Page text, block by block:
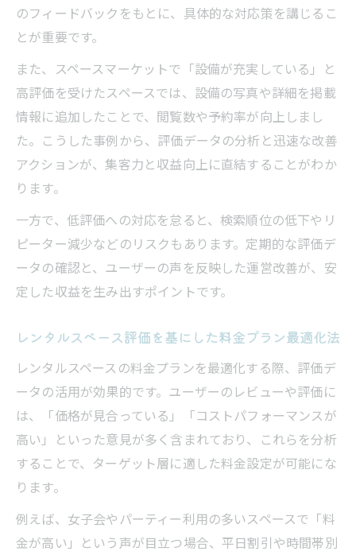
のフィードバックをもとに、具体的な対応策を講じるこ
とが重要です。
また、スペースマーケットで「設備が充実している」と
高評価を受けたスペースでは、設備の写真や詳細を掲載
情報に追加したことで、閲覧数や予約率が向上しまし
た。こうした事例から、評価データの分析と迅速な改善
アクションが、集客力と収益向上に直結することがわか
ります。
一方で、低評価への対応を怠ると、検索順位の低下やリ
ピーター減少などのリスクもあります。定期的な評価デ
ータの確認と、ユーザーの声を反映した運営改善が、安
定した収益を生み出すポイントです。
レンタルスペース評価を基にした料金プラン最適化法
レンタルスペースの料金プランを最適化する際、評価デ
ータの活用が効果的です。ユーザーのレビューや評価に
は、「価格が見合っている」「コストパフォーマンスが
高い」といった意見が多く含まれており、これらを分析
することで、ターゲット層に適した料金設定が可能にな
ります。
例えば、女子会やパーティー利用の多いスペースで「料
金が高い」という声が目立つ場合、平日割引や時間帯別